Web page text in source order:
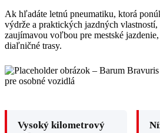
Ak hľadáte letnú pneumatiku, ktorá
výdrže a praktických jazdných vlastností,
zaujímavou voľbou pre mestské
diaľničné trasy.
Vysoký kilometrový